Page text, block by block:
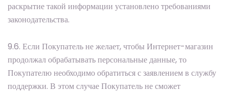
раскрытие такой информации установлено требованиями
законодательства.
9.6. Если Покупатель не желает, чтобы Интернет-магазин
продолжал обрабатывать персональные данные, то
Покупателю необходимо обратиться с заявлением в службу
поддержки. В этом случае Покупатель не сможет